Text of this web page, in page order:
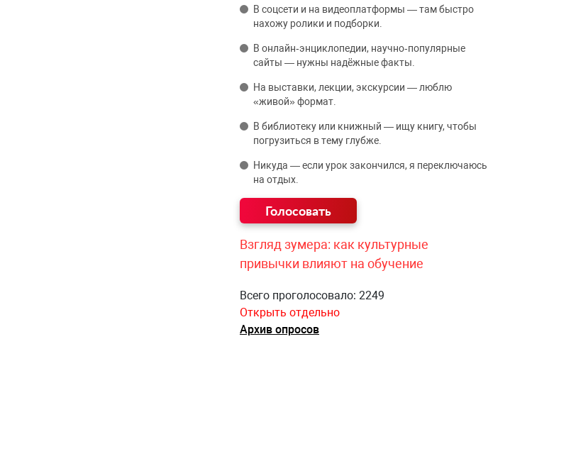
В соцсети и на видеоплатформы — там быстро
нахожу ролики и подборки.
В онлайн‑энциклопедии, научно‑популярные
сайты — нужны надёжные факты.
На выставки, лекции, экскурсии — люблю
«живой» формат.
В библиотеку или книжный — ищу книгу, чтобы
погрузиться в тему глубже.
Никуда — если урок закончился, я переключаюсь
на отдых.
Взгляд зумера: как культурные
привычки влияют на обучение
Всего проголосовало: 2249
Открыть отдельно
Архив опросов